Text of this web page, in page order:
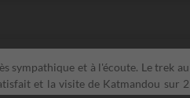
sympathique et à l'écoute. Le trek au
et la visite de Katmandou sur 2